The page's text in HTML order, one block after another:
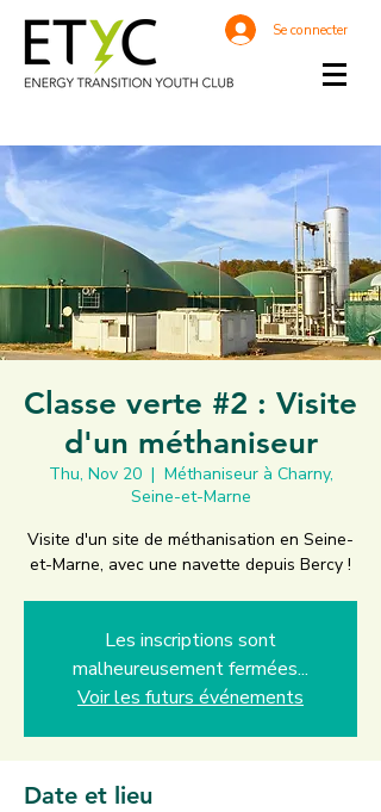
Se connecter
Classe verte #2 : Visite
d'un méthaniseur
Thu, Nov 20
  |
Méthaniseur à Charny,
Seine-et-Marne
Visite d'un site de méthanisation en Seine-
et-Marne, avec une navette depuis Bercy !
Les inscriptions sont
malheureusement fermées...
Voir les futurs événements
Date et lieu